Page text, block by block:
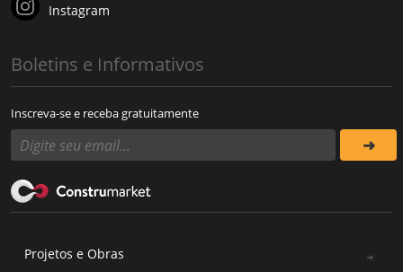
Instagram
Boletins e Informativos
Inscreva-se e receba gratuitamente
Projetos e Obras